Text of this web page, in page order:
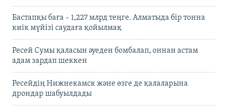
Бастапқы баға – 1,227 млрд теңге. Алматыда бір тонна
киік мүйізі саудаға қойылмақ
Ресей Сумы қаласын әуеден бомбалап, оннан астам
адам зардап шеккен
Ресейдің Нижнекамск және өзге де қалаларына
дрондар шабуылдады